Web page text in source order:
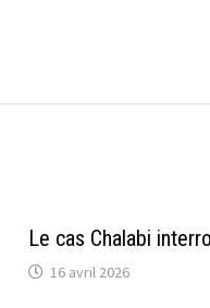
Le cas Chalabi
16 avril 2026